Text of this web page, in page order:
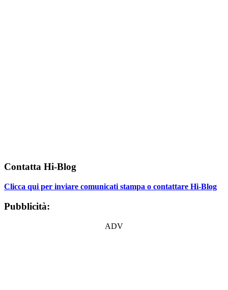
Contatta Hi-Blog
Clicca qui per inviare comunicati stampa o contattare Hi-Blog
Pubblicità:
ADV